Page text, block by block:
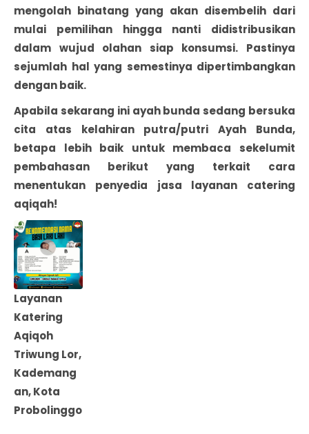
mengolah binatang yang akan disembelih dari
mulai pemilihan hingga nanti didistribusikan
dalam wujud olahan siap konsumsi. Pastinya
sejumlah hal yang semestinya dipertimbangkan
dengan baik.
Apabila sekarang ini ayah bunda sedang bersuka
cita atas kelahiran putra/putri Ayah Bunda,
betapa lebih baik untuk membaca sekelumit
pembahasan berikut yang terkait cara
menentukan penyedia jasa layanan catering
aqiqah!
Layanan
Katering
Aqiqoh
Triwung Lor,
Kademang
an, Kota
Probolinggo